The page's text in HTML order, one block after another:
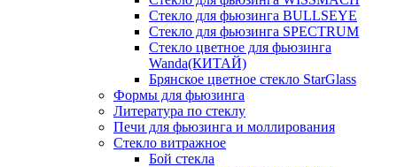
Стекло для фьюзинга BULLSEYE
Стекло для фьюзинга SPECTRUM
Стекло цветное для фьюзинга
Wanda(КИТАЙ)
Брянское цветное стекло StarGlass
Формы для фьюзинга
Литература по стеклу
Печи для фьюзинга и моллирования
Стекло витражное
Бой стекла